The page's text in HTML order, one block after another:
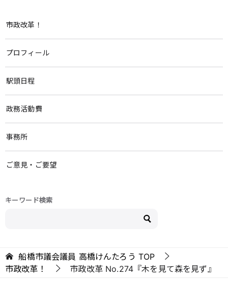
市政改革！
プロフィール
駅頭日程
政務活動費
事務所
ご意見・ご要望
キーワード検索
船橋市議会議員 高橋けんたろう TOP
市政改革！
市政改革 No.274『木を見て森を見ず』